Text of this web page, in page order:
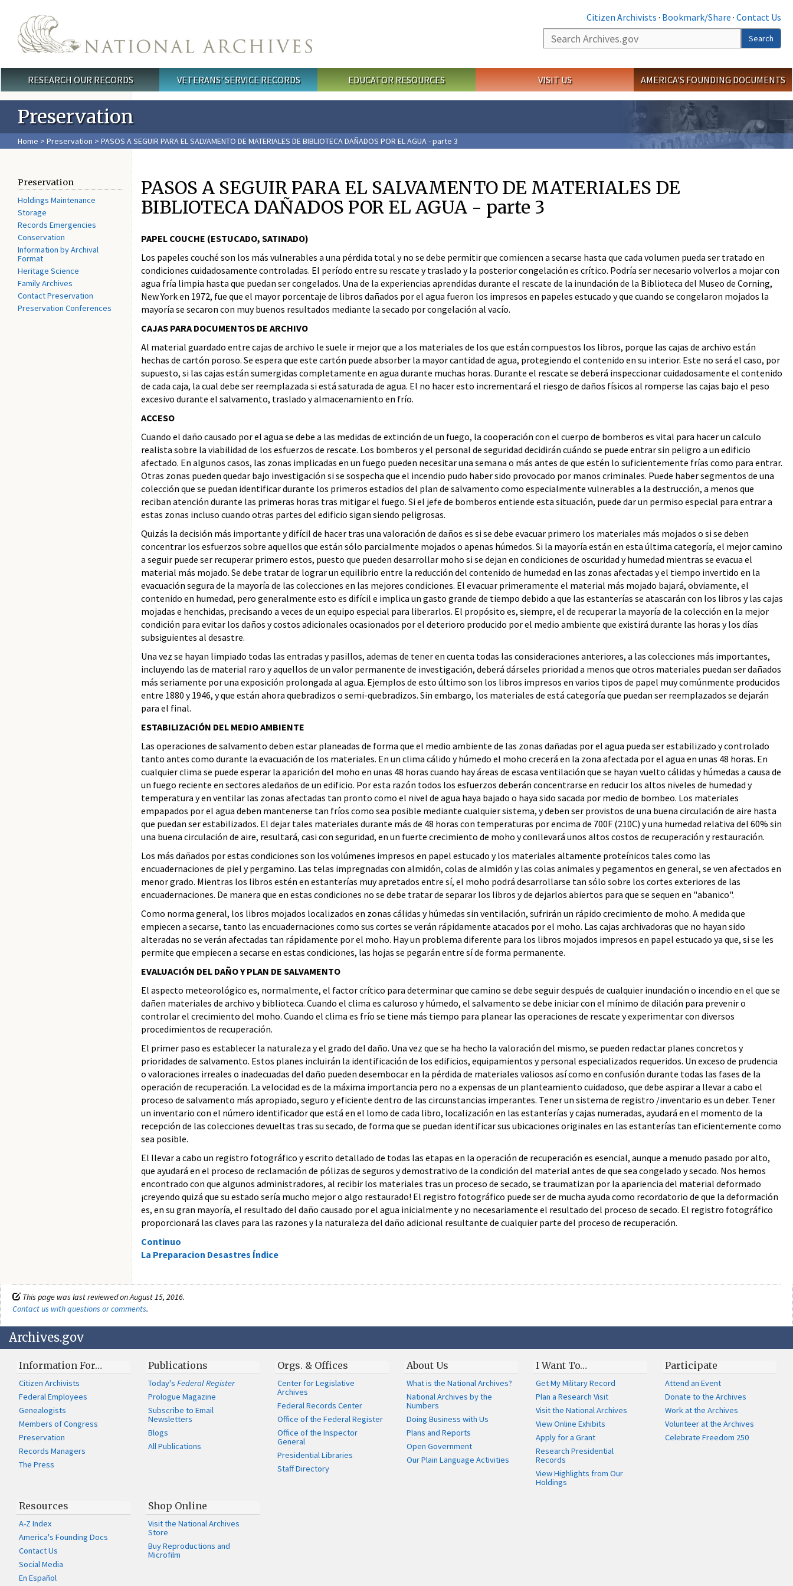
Citizen Archivists · Bookmark/Share · Contact Us
Search
Search
Main menu
RESEARCH OUR RECORDS VETERANS' SERVICE RECORDS EDUCATOR RESOURCES VISIT US AMERICA'S FOUNDING DOCUMENTS
Preservation
Home > Preservation > PASOS A SEGUIR PARA EL SALVAMENTO DE MATERIALES DE BIBLIOTECA DAÑADOS POR EL AGUA - parte 3
Preservation
Holdings Maintenance
Storage
Records Emergencies
Conservation
Information by Archival
Format
Heritage Science
Family Archives
Contact Preservation
Preservation Conferences
PASOS A SEGUIR PARA EL SALVAMENTO DE MATERIALES DE
BIBLIOTECA DAÑADOS POR EL AGUA - parte 3
PAPEL COUCHE (ESTUCADO, SATINADO)
Los papeles couché son los más vulnerables a una pérdida total y no se debe permitir que comiencen a secarse hasta que cada volumen pueda ser tratado en
condiciones cuidadosamente controladas. El período entre su rescate y traslado y la posterior congelación es crítico. Podría ser necesario volverlos a mojar con
agua fría limpia hasta que puedan ser congelados. Una de la experiencias aprendidas durante el rescate de la inundación de la Biblioteca del Museo de Corning,
New York en 1972, fue que el mayor porcentaje de libros dañados por el agua fueron los impresos en papeles estucado y que cuando se congelaron mojados la
mayoría se secaron con muy buenos resultados mediante la secado por congelación al vacío.
CAJAS PARA DOCUMENTOS DE ARCHIVO
Al material guardado entre cajas de archivo le suele ir mejor que a los materiales de los que están compuestos los libros, porque las cajas de archivo están
hechas de cartón poroso. Se espera que este cartón puede absorber la mayor cantidad de agua, protegiendo el contenido en su interior. Este no será el caso, por
supuesto, si las cajas están sumergidas completamente en agua durante muchas horas. Durante el rescate se deberá inspeccionar cuidadosamente el contenido
de cada caja, la cual debe ser reemplazada si está saturada de agua. El no hacer esto incrementará el riesgo de daños físicos al romperse las cajas bajo el peso
excesivo durante el salvamento, traslado y almacenamiento en frío.
ACCESO
Cuando el daño causado por el agua se debe a las medidas de extinción de un fuego, la cooperación con el cuerpo de bomberos es vital para hacer un calculo
realista sobre la viabilidad de los esfuerzos de rescate. Los bomberos y el personal de seguridad decidirán cuándo se puede entrar sin peligro a un edificio
afectado. En algunos casos, las zonas implicadas en un fuego pueden necesitar una semana o más antes de que estén lo suficientemente frías como para entrar.
Otras zonas pueden quedar bajo investigación si se sospecha que el incendio pudo haber sido provocado por manos criminales. Puede haber segmentos de una
colección que se puedan identificar durante los primeros estadios del plan de salvamento como especialmente vulnerables a la destrucción, a menos que
reciban atención durante las primeras horas tras mitigar el fuego. Si el jefe de bomberos entiende esta situación, puede dar un permiso especial para entrar a
estas zonas incluso cuando otras partes del edificio sigan siendo peligrosas.
Quizás la decisión más importante y difícil de hacer tras una valoración de daños es si se debe evacuar primero los materiales más mojados o si se deben
concentrar los esfuerzos sobre aquellos que están sólo parcialmente mojados o apenas húmedos. Si la mayoría están en esta última categoría, el mejor camino
a seguir puede ser recuperar primero estos, puesto que pueden desarrollar moho si se dejan en condiciones de oscuridad y humedad mientras se evacua el
material más mojado. Se debe tratar de lograr un equilibrio entre la reducción del contenido de humedad en las zonas afectadas y el tiempo invertido en la
evacuación segura de la mayoría de las colecciones en las mejores condiciones. El evacuar primeramente el material más mojado bajará, obviamente, el
contenido en humedad, pero generalmente esto es difícil e implica un gasto grande de tiempo debido a que las estanterías se atascarán con los libros y las cajas
mojadas e henchidas, precisando a veces de un equipo especial para liberarlos. El propósito es, siempre, el de recuperar la mayoría de la colección en la mejor
condición para evitar los daños y costos adicionales ocasionados por el deterioro producido por el medio ambiente que existirá durante las horas y los días
subsiguientes al desastre.
Una vez se hayan limpiado todas las entradas y pasillos, ademas de tener en cuenta todas las consideraciones anteriores, a las colecciones más importantes,
incluyendo las de material raro y aquellos de un valor permanente de investigación, deberá dárseles prioridad a menos que otros materiales puedan ser dañados
más seriamente por una exposición prolongada al agua. Ejemplos de esto último son los libros impresos en varios tipos de papel muy comúnmente producidos
entre 1880 y 1946, y que están ahora quebradizos o semi-quebradizos. Sin embargo, los materiales de está categoría que puedan ser reemplazados se dejarán
para el final.
ESTABILIZACIÓN DEL MEDIO AMBIENTE
Las operaciones de salvamento deben estar planeadas de forma que el medio ambiente de las zonas dañadas por el agua pueda ser estabilizado y controlado
tanto antes como durante la evacuación de los materiales. En un clima cálido y húmedo el moho crecerá en la zona afectada por el agua en unas 48 horas. En
cualquier clima se puede esperar la aparición del moho en unas 48 horas cuando hay áreas de escasa ventilación que se hayan vuelto cálidas y húmedas a causa de
un fuego reciente en sectores aledaños de un edificio. Por esta razón todos los esfuerzos deberán concentrarse en reducir los altos niveles de humedad y
temperatura y en ventilar las zonas afectadas tan pronto como el nivel de agua haya bajado o haya sido sacada por medio de bombeo. Los materiales
empapados por el agua deben mantenerse tan fríos como sea posible mediante cualquier sistema, y deben ser provistos de una buena circulación de aire hasta
que puedan ser estabilizados. El dejar tales materiales durante más de 48 horas con temperaturas por encima de 700F (210C) y una humedad relativa del 60% sin
una buena circulación de aire, resultará, casi con seguridad, en un fuerte crecimiento de moho y conllevará unos altos costos de recuperación y restauración.
Los más dañados por estas condiciones son los volúmenes impresos en papel estucado y los materiales altamente proteínicos tales como las
encuadernaciones de piel y pergamino. Las telas impregnadas con almidón, colas de almidón y las colas animales y pegamentos en general, se ven afectados en
menor grado. Mientras los libros estén en estanterías muy apretados entre sí, el moho podrá desarrollarse tan sólo sobre los cortes exteriores de las
encuadernaciones. De manera que en estas condiciones no se debe tratar de separar los libros y de dejarlos abiertos para que se sequen en "abanico".
Como norma general, los libros mojados localizados en zonas cálidas y húmedas sin ventilación, sufrirán un rápido crecimiento de moho. A medida que
empiecen a secarse, tanto las encuadernaciones como sus cortes se verán rápidamente atacados por el moho. Las cajas archivadoras que no hayan sido
alteradas no se verán afectadas tan rápidamente por el moho. Hay un problema diferente para los libros mojados impresos en papel estucado ya que, si se les
permite que empiecen a secarse en estas condiciones, las hojas se pegarán entre sí de forma permanente.
EVALUACIÓN DEL DAÑO Y PLAN DE SALVAMENTO
El aspecto meteorológico es, normalmente, el factor crítico para determinar que camino se debe seguir después de cualquier inundación o incendio en el que se
dañen materiales de archivo y biblioteca. Cuando el clima es caluroso y húmedo, el salvamento se debe iniciar con el mínimo de dilación para prevenir o
controlar el crecimiento del moho. Cuando el clima es frío se tiene más tiempo para planear las operaciones de rescate y experimentar con diversos
procedimientos de recuperación.
El primer paso es establecer la naturaleza y el grado del daño. Una vez que se ha hecho la valoración del mismo, se pueden redactar planes concretos y
prioridades de salvamento. Estos planes incluirán la identificación de los edificios, equipamientos y personal especializados requeridos. Un exceso de prudencia
o valoraciones irreales o inadecuadas del daño pueden desembocar en la pérdida de materiales valiosos así como en confusión durante todas las fases de la
operación de recuperación. La velocidad es de la máxima importancia pero no a expensas de un planteamiento cuidadoso, que debe aspirar a llevar a cabo el
proceso de salvamento más apropiado, seguro y eficiente dentro de las circunstancias imperantes. Tener un sistema de registro /inventario es un deber. Tener
un inventario con el número identificador que está en el lomo de cada libro, localización en las estanterías y cajas numeradas, ayudará en el momento de la
recepción de las colecciones devueltas tras su secado, de forma que se puedan identificar sus ubicaciones originales en las estanterías tan eficientemente como
sea posible.
El llevar a cabo un registro fotográfico y escrito detallado de todas las etapas en la operación de recuperación es esencial, aunque a menudo pasado por alto,
que ayudará en el proceso de reclamación de pólizas de seguros y demostrativo de la condición del material antes de que sea congelado y secado. Nos hemos
encontrado con que algunos administradores, al recibir los materiales tras un proceso de secado, se traumatizan por la apariencia del material deformado
¡creyendo quizá que su estado sería mucho mejor o algo restaurado! El registro fotográfico puede ser de mucha ayuda como recordatorio de que la deformación
es, en su gran mayoría, el resultado del daño causado por el agua inicialmente y no necesariamente el resultado del proceso de secado. El registro fotográfico
proporcionará las claves para las razones y la naturaleza del daño adicional resultante de cualquier parte del proceso de recuperación.
Continuo
La Preparacion Desastres Índice
This page was last reviewed on August 15, 2016.
Contact us with questions or comments.
Archives.gov
Information For…
Citizen Archivists
Federal Employees
Genealogists
Members of Congress
Preservation
Records Managers
The Press
Publications
Today'sFederal Register
Prologue Magazine
Subscribe to Email
Newsletters
Blogs
All Publications
Orgs. & Offices
Center for Legislative
Archives
Federal Records Center
Office of the Federal Register
Office of the Inspector
General
Presidential Libraries
Staff Directory
About Us
What is the National Archives?
National Archives by the
Numbers
Doing Business with Us
Plans and Reports
Open Government
Our Plain Language Activities
I Want To…
Get My Military Record
Plan a Research Visit
Visit the National Archives
View Online Exhibits
Apply for a Grant
Research Presidential
Records
View Highlights from Our
Holdings
Participate
Attend an Event
Donate to the Archives
Work at the Archives
Volunteer at the Archives
Celebrate Freedom 250
Resources
A-Z Index
America's Founding Docs
Contact Us
Social Media
En Español
Shop Online
Visit the National Archives
Store
Buy Reproductions and
Microfilm